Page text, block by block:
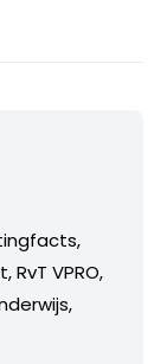
VPRO,